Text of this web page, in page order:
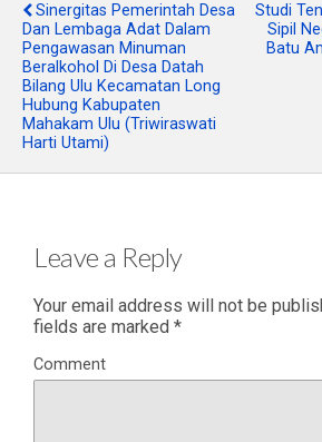
Sinergitas Pemerintah Desa
Dan Lembaga Adat Dalam
Pengawasan Minuman
Beralkohol Di Desa Datah
Bilang Ulu Kecamatan Long
Hubung Kabupaten
Mahakam Ulu (Triwiraswati
Harti Utami)
Studi
Sipil
Batu
Leave a Reply
Your email address will not be
fields are marked *
Comment